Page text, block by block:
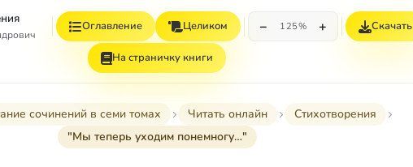
Оглавление Целиком − 125% + Скачать
На страничку книги
сочинений в семи томах Читать онлайн
Стихотворения
"Мы теперь уходим понемногу…"